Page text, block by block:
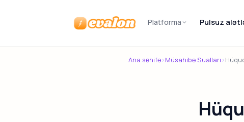
Evalon
Platforma Pulsuz
Ana səhifə›Müsahibə Sualları ›